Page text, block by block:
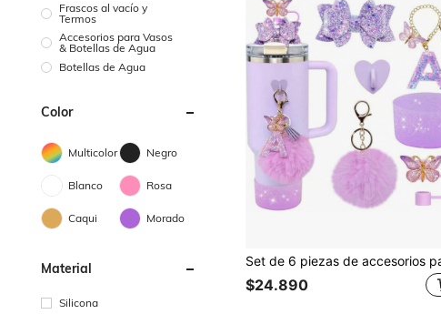
Frascos al vacío y
Termos
Accesorios para Vasos
& Botellas de Agua
Botellas de Agua
Color
Multicolor Negro
Blanco Rosa
Caqui Morado
Material
Silicona
$24.890